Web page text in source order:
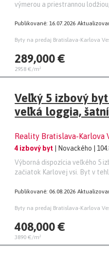
výmerou a priestrannou
Publikované: 16.07.2026
Byty na predaj Bratislava-Karlova
289,000 €
2958 €/m²
Veľký 5 izbový
veľká loggia,
Reality Bratislava-Karlova
4 izbový byt | Novackého
|
Výborná dispozícia veľkého 5
začiatok Karlovej vsi. Byt v
Publikované: 06.08.2026
Byty na predaj Bratislava-Karlova
408,000 €
3890 €/m²